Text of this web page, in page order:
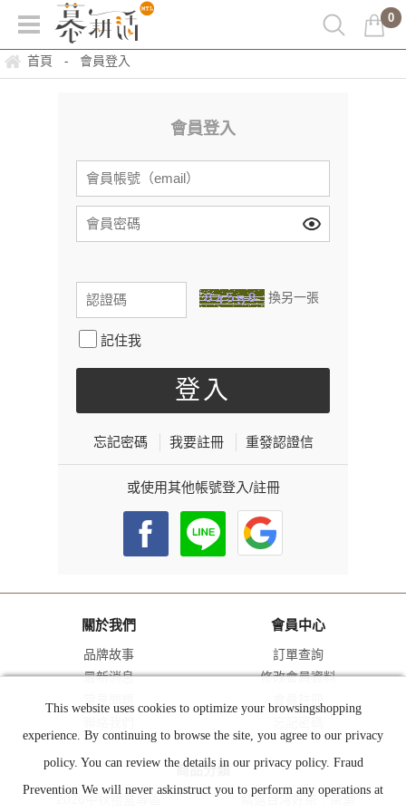
0
首頁 - 會員登入
會員登入
換另一張
記住我
忘記密碼 我要註冊 重發認證信
或使用其他帳號登入/註冊
關於我們
品牌故事
最新消息
會員中心
訂單查詢
修改會員資料
商品分類
精選台灣好茶｜茶葉
This website uses cookies to optimize your browsingshopping
experience. By continuing to browse the site, you agree to our privacy
policy. You can review the details in our privacy policy. Fraud
Prevention We will never askinstruct you to perform any operations at